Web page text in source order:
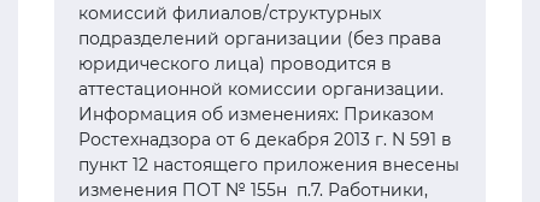
комиссий филиалов/структурных
подразделений организации (без права
юридического лица) проводится в
аттестационной комиссии организации.
Информация об изменениях: Приказом
Ростехнадзора от 6 декабря 2013 г. N 591 в
пункт 12 настоящего приложения внесены
изменения ПОТ № 155н п.7. Работники,